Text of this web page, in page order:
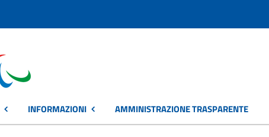
INFORMAZIONI AMMINISTRAZIONE TRASPARENTE